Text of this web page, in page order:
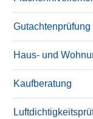
Gutachtenprüfung
Haus- und
Kaufberatung